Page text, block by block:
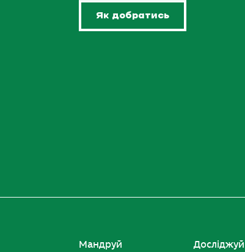
Як добратись
Мандруй Досліджуй